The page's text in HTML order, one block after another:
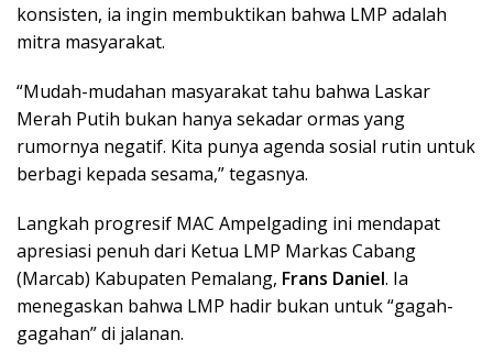
konsisten, ia ingin membuktikan bahwa LMP adalah
mitra masyarakat.
“Mudah-mudahan masyarakat tahu bahwa Laskar
Merah Putih bukan hanya sekadar ormas yang
rumornya negatif. Kita punya agenda sosial rutin untuk
berbagi kepada sesama,” tegasnya.
Langkah progresif MAC Ampelgading ini mendapat
apresiasi penuh dari Ketua LMP Markas Cabang
(Marcab) Kabupaten Pemalang, Frans Daniel. Ia
menegaskan bahwa LMP hadir bukan untuk “gagah-
gagahan” di jalanan.